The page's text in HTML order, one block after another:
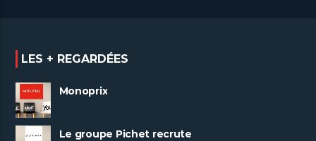
LES + REGARDÉES
Monoprix
Le groupe Pichet recrute